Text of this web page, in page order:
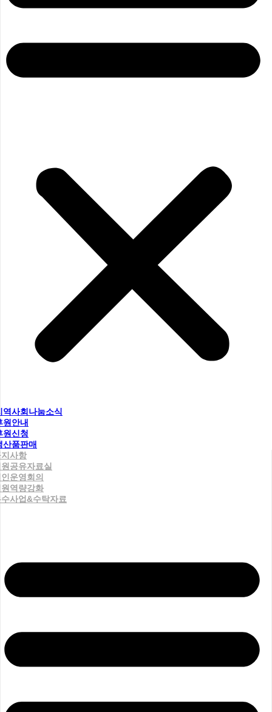
역사회나눔소식
원안내
원신청
산품판매
사항
공유자료실
운영회의
역량강화
사업&수탁자료